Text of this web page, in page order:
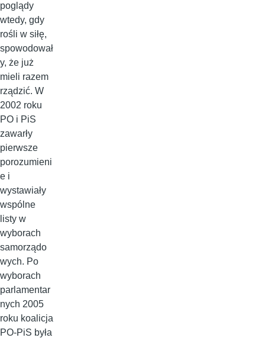
poglądy
wtedy, gdy
rośli w siłę,
spowodował
y, że już
mieli razem
rządzić. W
2002 roku
PO i PiS
zawarły
pierwsze
porozumieni
e i
wystawiały
wspólne
listy w
wyborach
samorządo
wych. Po
wyborach
parlamentar
nych 2005
roku koalicja
PO-PiS była